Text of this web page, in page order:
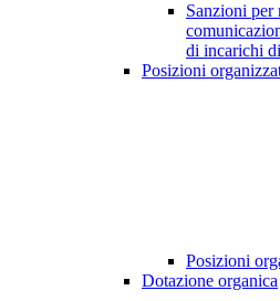
Sanzioni per
di incarichi
Posizioni
Posizioni
Dotazione organica